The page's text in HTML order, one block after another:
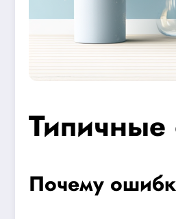
Типичные
Почему